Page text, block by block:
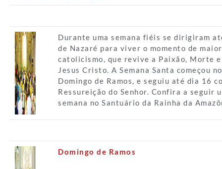
Durante uma semana fiéis se dirigiram
de Nazaré para viver o momento de
catolicismo, que revive a Paixão, Morte
Jesus Cristo. A Semana Santa começou
Domingo de Ramos, e seguiu até dia 16
Ressureição do Senhor. Confira a seguir
semana no Santuário da Rainha da
Domingo de Ramos